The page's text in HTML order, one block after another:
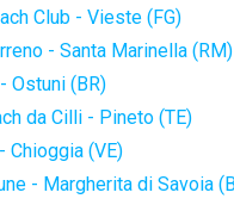
Club - Vieste (FG)
- Santa Marinella (RM)
Ostuni (BR)
da Cilli - Pineto (TE)
Chioggia (VE)
- Margherita di Savoia